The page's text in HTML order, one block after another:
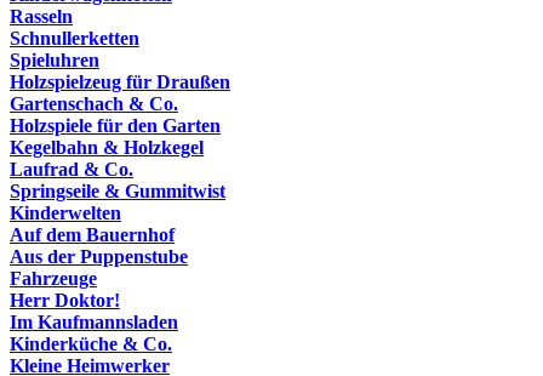
Rasseln
Schnullerketten
Spieluhren
Holzspielzeug für Draußen
Gartenschach & Co.
Holzspiele für den Garten
Kegelbahn & Holzkegel
Laufrad & Co.
Springseile & Gummitwist
Kinderwelten
Auf dem Bauernhof
Aus der Puppenstube
Fahrzeuge
Herr Doktor!
Im Kaufmannsladen
Kinderküche & Co.
Kleine Heimwerker